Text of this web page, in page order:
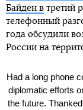
Байден в третий
телефонный
года обсудили
России на
Had a long phone
diplomatic efforts
the future.